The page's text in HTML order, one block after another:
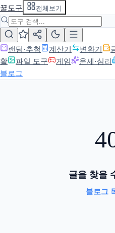
꿀도구 전체보기
랜덤·추첨 계산기 변환기
활
파일 도구 게임 운세·심리
블로그
글을 찾을
블로그